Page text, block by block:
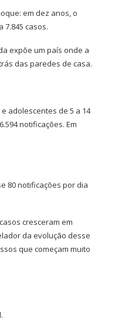
em dez anos, o
7.845 casos.
expõe um país onde a
das paredes de casa.
adolescentes de 5 a 14
notificações. Em
80 notificações por dia
cresceram em
da evolução desse
que começam muito